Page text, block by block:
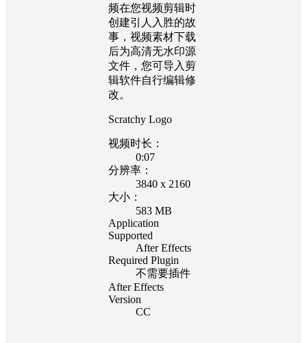
频在您视频剪辑时
创建引人入胜的故
事，视频素材下载
后为高清无水印源
文件，您可导入剪
辑软件自行编辑修
改。
Scratchy Logo
视频时长：
0:07
分辨率：
3840 x 2160
大小：
583 MB
Application
Supported
After Effects
Required Plugin
不需要插件
After Effects
Version
CC